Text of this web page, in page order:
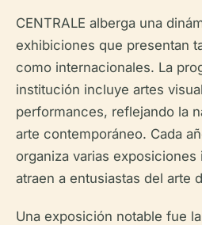
CENTRALE alberga una
exhibiciones que presentan
como internacionales. La
institución incluye artes
performances, reflejando la
arte contemporáneo. Cada
organiza varias exposiciones
atraen a entusiastas del arte
Una exposición notable fue